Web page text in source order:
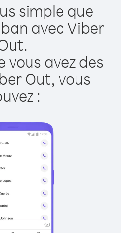
simple que
avec Viber
vous avez des
Out, vous
: